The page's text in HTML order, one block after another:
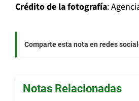
Crédito de la fotografía:
Comparte esta nota en redes
Notas Relacionadas